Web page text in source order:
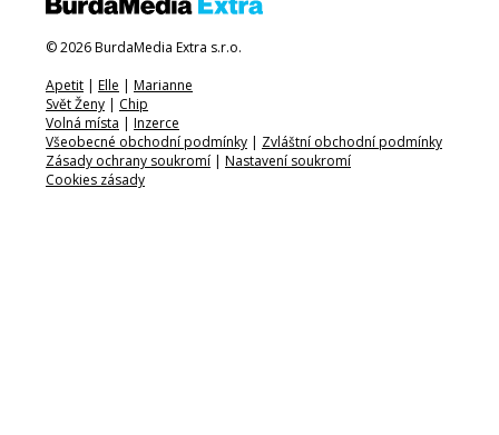
© 2026 BurdaMedia Extra s.r.o.
Apetit | Elle | Marianne
Svět Ženy | Chip
Volná místa | Inzerce
Všeobecné obchodní podmínky | Zvláštní obchodní podmínky
Zásady ochrany soukromí | Nastavení soukromí
Cookies zásady